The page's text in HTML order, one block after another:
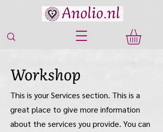
Workshop
This is your Services section. This is a
great place to give more information
about the services you provide. You can